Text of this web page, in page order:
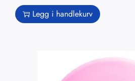
Legg i handlekurv